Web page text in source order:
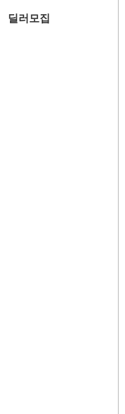
딜러모집